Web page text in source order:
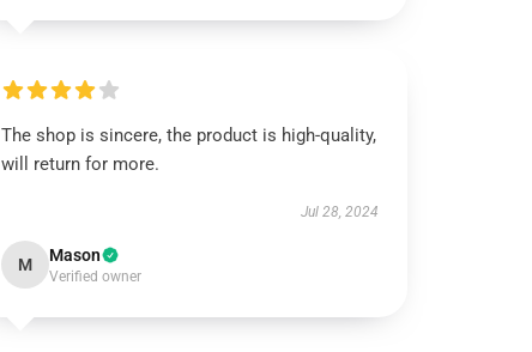
The shop is sincere, the product is high-quality,
will return for more.
Jul 28, 2024
M Mason
Verified owner